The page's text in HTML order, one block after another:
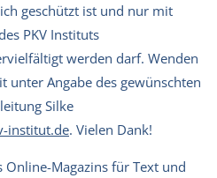
geschützt ist und nur mit
PKV Instituts
werden darf. Wenden
unter Angabe des gewünschten
Silke
institut.de. Vielen Dank!
Magazins für Text und